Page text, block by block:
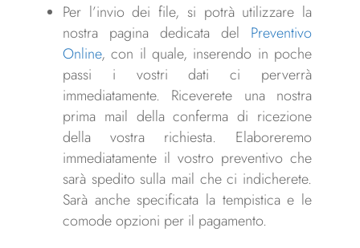
Per l’invio dei file, si potrà utilizzare la
nostra pagina dedicata del Preventivo
Online, con il quale, inserendo in poche
passi i vostri dati ci perverrà
immediatamente. Riceverete una nostra
prima mail della conferma di ricezione
della vostra richiesta. Elaboreremo
immediatamente il vostro preventivo che
sarà spedito sulla mail che ci indicherete.
Sarà anche specificata la tempistica e le
comode opzioni per il pagamento.